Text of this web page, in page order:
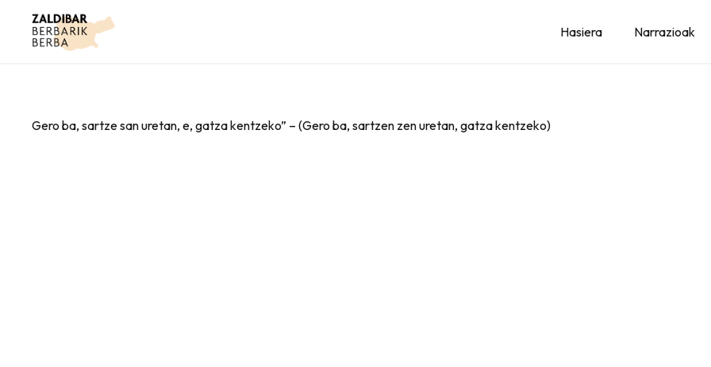
Hasiera Narrazioak
Gero ba, sartze san uretan, e, gatza kentzeko” – (Gero ba, sartzen zen uretan, gatza kentzeko)